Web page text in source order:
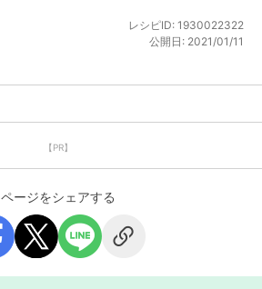
レシピID: 1930022322
公開日: 2021/01/11
【PR】
ページをシェアする